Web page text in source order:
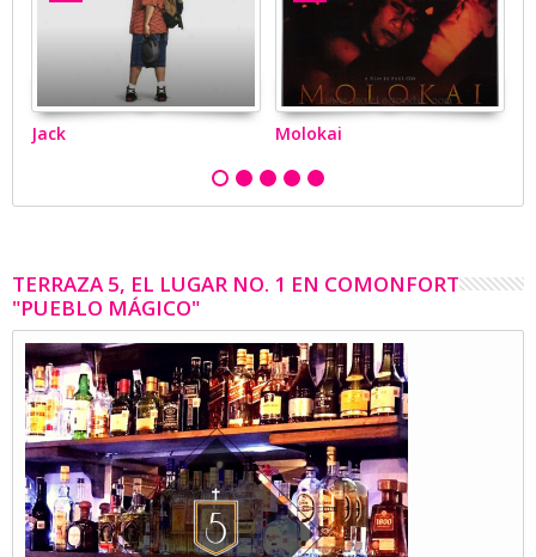
Jack Molokai
TERRAZA 5, EL LUGAR NO. 1 EN COMONFORT
"PUEBLO MÁGICO"